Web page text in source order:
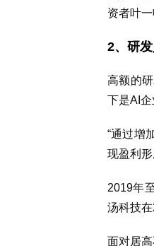
资者叶
2、研
高额的
下是AI企
“通过增
现盈利
2019年
汤科技
面对居